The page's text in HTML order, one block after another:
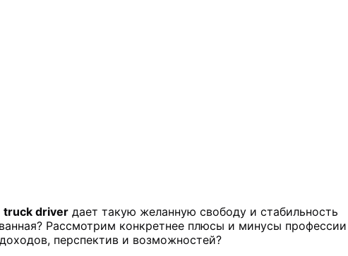
truck driver дает такую желанную свободу и стабильность
Рассмотрим конкретнее плюсы и минусы профессии
перспектив и возможностей?